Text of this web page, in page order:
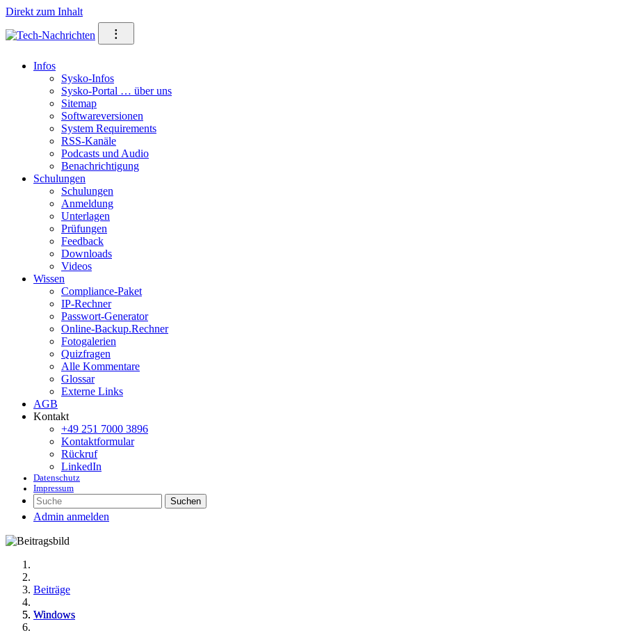
Direkt zum Inhalt
⁝
Infos
Sysko-Infos
Sysko-Portal … über uns
Sitemap
Softwareversionen
System Requirements
RSS-Kanäle
Podcasts und Audio
Benachrichtigung
Schulungen
Schulungen
Anmeldung
Unterlagen
Prüfungen
Feedback
Downloads
Videos
Wissen
Compliance-Paket
IP-Rechner
Passwort-Generator
Online-Backup.Rechner
Fotogalerien
Quizfragen
Alle Kommentare
Glossar
Externe Links
AGB
Kontakt
+49 251 7000 3896
Kontaktformular
Rückruf
LinkedIn
Datenschutz
Impressum
Suchen
Admin anmelden
Beiträge
Windows